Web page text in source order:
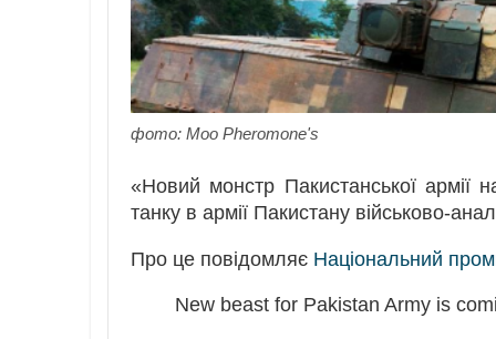
фото: Moo Pheromone's
«Новий монстр Пакистанської армії
танку в армії Пакистану військово-
Про це повідомляє Національний
New beast for Pakistan Army is